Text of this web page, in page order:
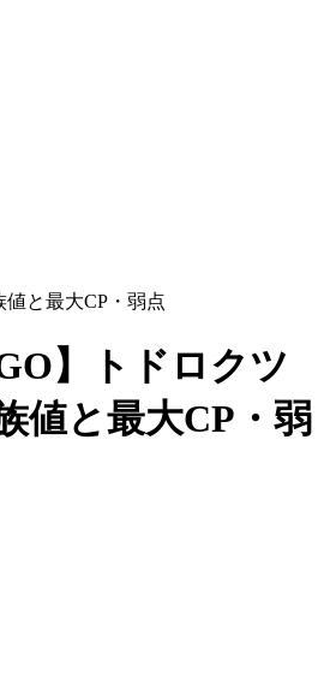
値と最大CP・弱点
】トドロクツ
値と最大CP・弱